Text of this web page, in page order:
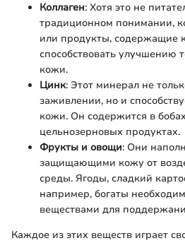
Коллаген: Хотя это не
традиционном понимании,
или продукты, содержащие
способствовать улучшению
кожи.
Цинк: Этот минерал не
заживлении, но и
кожи. Он содержится в
цельнозерновых продуктах.
Фрукты и овощи: Они
защищающими кожу от
среды. Ягоды, сладкий
например, богаты
веществами для
Каждое из этих веществ играет